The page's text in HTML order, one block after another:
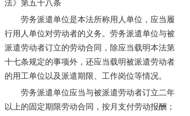
法》第五十八条
劳务派遣单位是本法所称用人单位，应当履
行用人单位对劳动者的义务。劳务派遣单位与被
派遣劳动者订立的劳动合同，除应当载明本法第
十七条规定的事项外，还应当载明被派遣劳动者
的用工单位以及派遣期限、工作岗位等情况。
劳务派遣单位应当与被派遣劳动者订立二年
以上的固定期限劳动合同，按月支付劳动报酬；